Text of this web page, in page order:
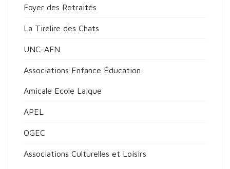
Foyer des Retraités
La Tirelire des Chats
UNC-AFN
Associations Enfance Éducation
Amicale Ecole Laique
APEL
OGEC
Associations Culturelles et Loisirs